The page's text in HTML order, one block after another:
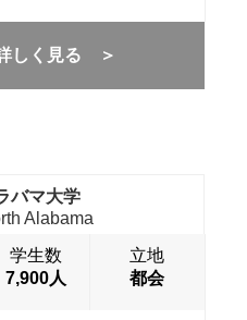
しく見る ＞
バマ大学
Alabama
学生数
7,900人
立地
都会